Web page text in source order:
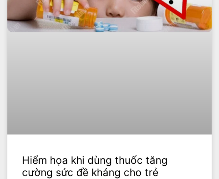
Hiểm họa khi dùng thuốc tăng
cường sức đề kháng cho trẻ